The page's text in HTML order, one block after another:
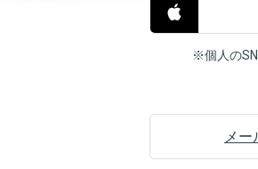
※個人の
メー